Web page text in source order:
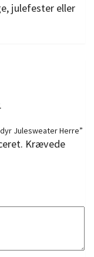
julefester eller
Julesweater Herre”
Krævede